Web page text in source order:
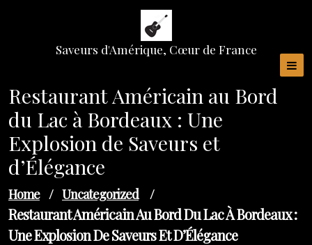
Saveurs d'Amérique, Cœur de France
Restaurant Américain au Bord
du Lac à Bordeaux : Une
Explosion de Saveurs et
d’Élégance
Home / Uncategorized /
Restaurant Américain Au Bord Du Lac À Bordeaux :
Une Explosion De Saveurs Et D’Élégance